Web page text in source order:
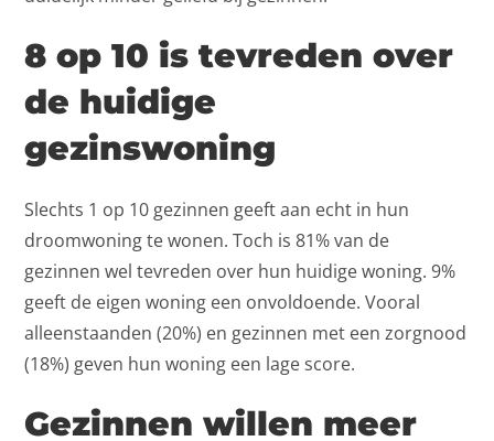
8 op 10 is tevreden over
de huidige
gezinswoning
Slechts 1 op 10 gezinnen geeft aan echt in hun
droomwoning te wonen. Toch is 81% van de
gezinnen wel tevreden over hun huidige woning. 9%
geeft de eigen woning een onvoldoende. Vooral
alleenstaanden (20%) en gezinnen met een zorgnood
(18%) geven hun woning een lage score.
Gezinnen willen meer